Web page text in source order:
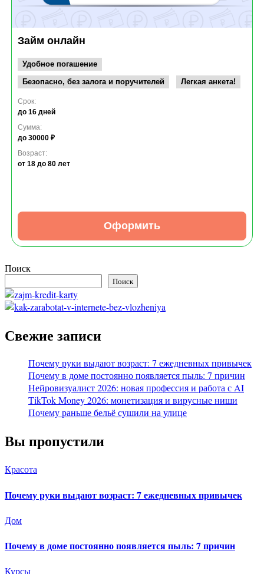
Займ онлайн
Удобное погашение
Безопасно, без залога и поручителей
Легкая анкета!
Срок:
до 16 дней
Сумма:
до 30000 ₽
Возраст:
от 18 до 80 лет
Оформить
Поиск
Поиск
Свежие записи
Почему руки выдают возраст: 7 ежедневных привычек
Почему в доме постоянно появляется пыль: 7 причин
Нейровизуалист 2026: новая профессия и работа с AI
TikTok Money 2026: монетизация и вирусные ниши
Почему раньше бельё сушили на улице
Вы пропустили
Красота
Почему руки выдают возраст: 7 ежедневных привычек
Дом
Почему в доме постоянно появляется пыль: 7 причин
Курсы